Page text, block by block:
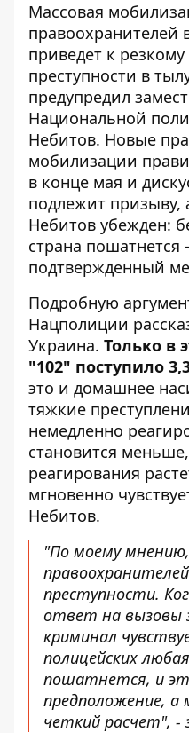
Массовая
правоохранителей
приведет к резкому
преступности в
предупредил
Национальной
Небитов. Новые
мобилизации
в конце мая и
подлежит призыву,
Небитов убежден:
страна пошатнется
подтвержденный
Подробную
Нацполиции
Украина. Только в
"102" поступило
это и домашнее
тяжкие
немедленно
становится
реагирования
мгновенно
Небитов.
"По моему
преступности.
ответ на вызовы
криминал
полицейских
пошатнется, и
предположение,
четкий расчет", -